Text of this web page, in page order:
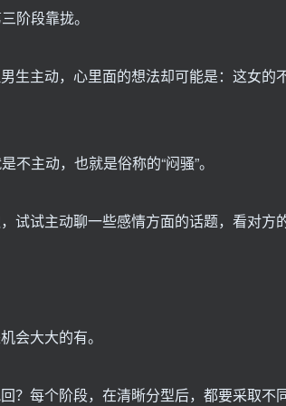
阶段靠拢。
生主动，心里面的想法却可能是：这女的
主动，也就是俗称的“闷骚”。
试试主动聊一些感情方面的话题，看对方
会大大的有。
？每个阶段，在清晰分型后，都要采取不